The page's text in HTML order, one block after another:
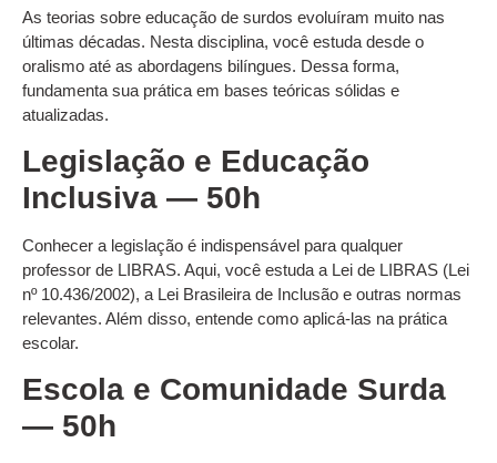
As teorias sobre educação de surdos evoluíram muito nas
últimas décadas. Nesta disciplina, você estuda desde o
oralismo até as abordagens bilíngues. Dessa forma,
fundamenta sua prática em bases teóricas sólidas e
atualizadas.
Legislação e Educação
Inclusiva — 50h
Conhecer a legislação é indispensável para qualquer
professor de LIBRAS. Aqui, você estuda a Lei de LIBRAS (Lei
nº 10.436/2002), a Lei Brasileira de Inclusão e outras normas
relevantes. Além disso, entende como aplicá-las na prática
escolar.
Escola e Comunidade Surda
— 50h